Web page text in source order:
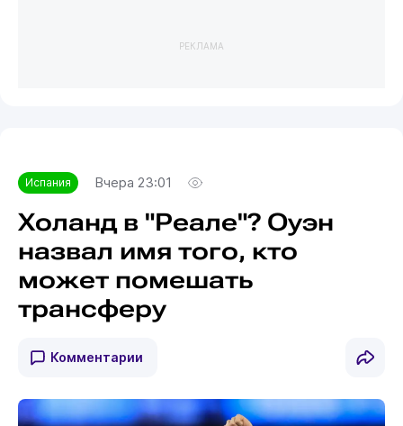
РЕКЛАМА
Испания Вчера 23:01
Холанд в "Реале"? Оуэн
назвал имя того, кто
может помешать
трансферу
Комментарии